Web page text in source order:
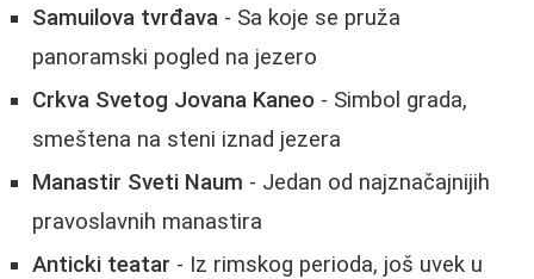
Samuilova tvrđava - Sa koje se pruža
panoramski pogled na jezero
Crkva Svetog Jovana Kaneo - Simbol grada,
smeštena na steni iznad jezera
Manastir Sveti Naum - Jedan od najznačajnijih
pravoslavnih manastira
Anticki teatar - Iz rimskog perioda, još uvek u